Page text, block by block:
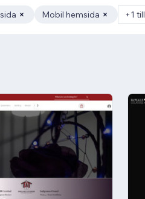
Mobil hemsida +1 till